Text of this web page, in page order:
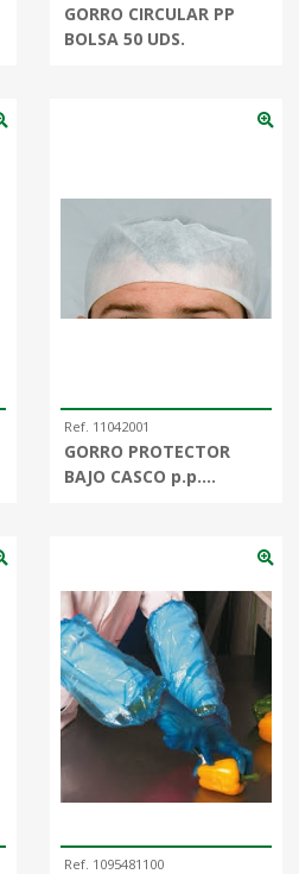
GORRO CIRCULAR PP
BOLSA 50 UDS.
Ref. 11042001
GORRO PROTECTOR
BAJO CASCO p.p.
Ref. 1095481100